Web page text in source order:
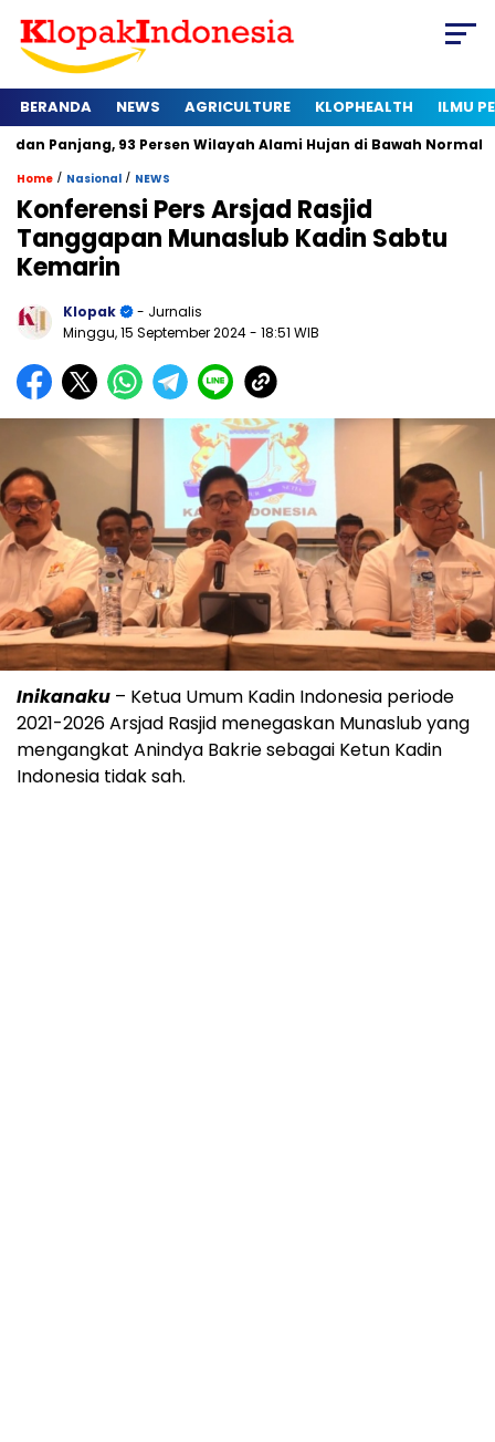
BERANDA NEWS AGRICULTURE KLOPHEALTH ILMU
93 Persen Wilayah Alami Hujan di Bawah Normal Kapan
Home / Nasional / NEWS
Konferensi Pers Arsjad Rasjid
Tanggapan Munaslub Kadin Sabtu
Kemarin
Klopak
- Jurnalis
Minggu, 15 September 2024- 18:51 WIB
Inikanaku – Ketua Umum Kadin Indonesia periode
2021-2026 Arsjad Rasjid menegaskan Munaslub yang
mengangkat Anindya Bakrie sebagai Ketun Kadin
Indonesia tidak sah.